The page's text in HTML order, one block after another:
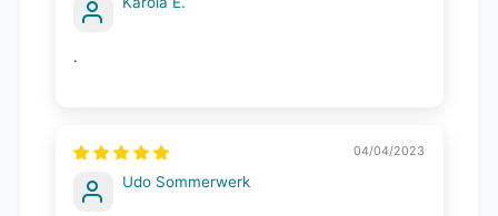
.
04/04/2023
Udo Sommerwerk